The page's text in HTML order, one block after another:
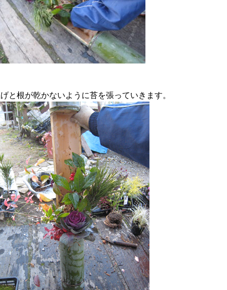
と根が乾かないように苔を張っていきます。